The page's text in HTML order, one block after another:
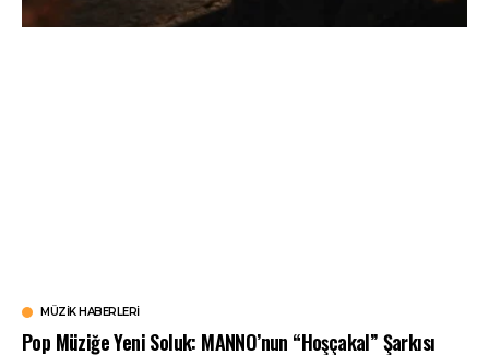
MÜZIK HABERLERI
Pop Müziğe Yeni Soluk: MANNO’nun “Hoşçakal” Şarkısı